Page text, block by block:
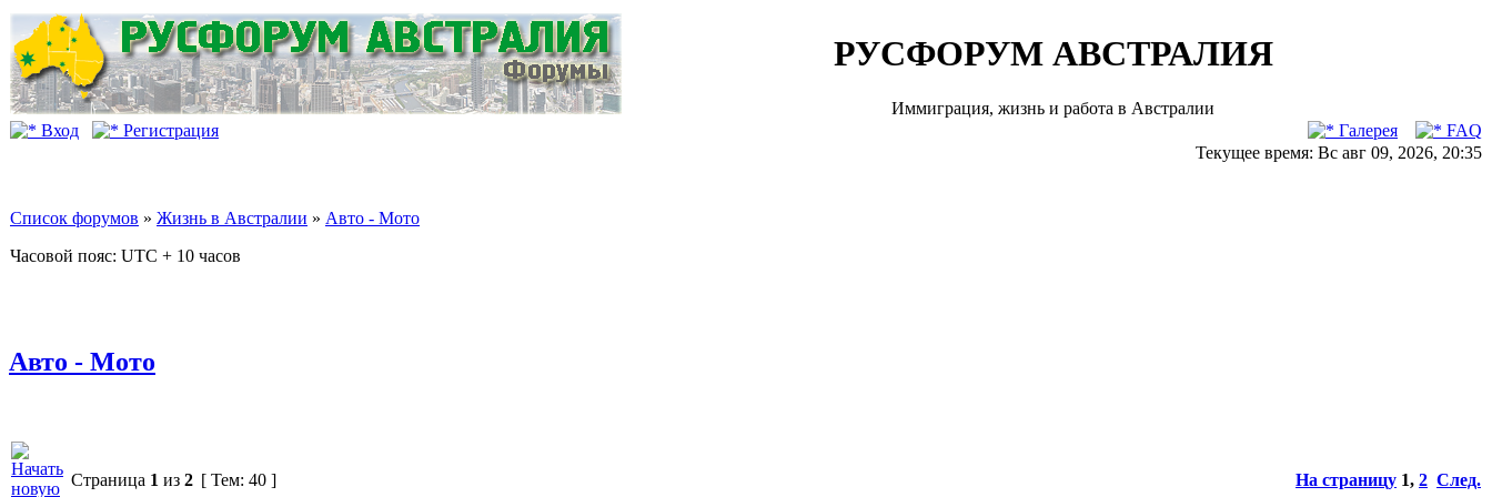
РУСФОРУМ АВСТРАЛИЯ
Иммиграция, жизнь и работа в Австралии
Вход
Регистрация Галерея
FAQ
Текущее время: Вс авг 09, 2026, 20:35
Список форумов » Жизнь в Австралии » Авто - Мото
Часовой пояс: UTC + 10 часов
Авто - Мото
Страница 1 из 2 [ Тем: 40 ] На страницу 1, 2 След.